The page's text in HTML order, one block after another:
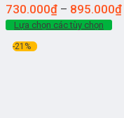
730.000₫ – 895.000₫
Lựa chọn các tùy chọn
-21%